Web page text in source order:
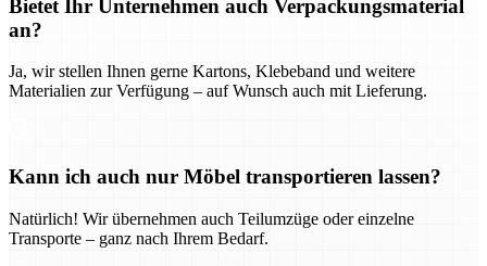
Bietet Ihr Unternehmen auch Verpackungsmaterial
an?
Ja, wir stellen Ihnen gerne Kartons, Klebeband und weitere
Materialien zur Verfügung – auf Wunsch auch mit Lieferung.
Kann ich auch nur Möbel transportieren lassen?
Natürlich! Wir übernehmen auch Teilumzüge oder einzelne
Transporte – ganz nach Ihrem Bedarf.